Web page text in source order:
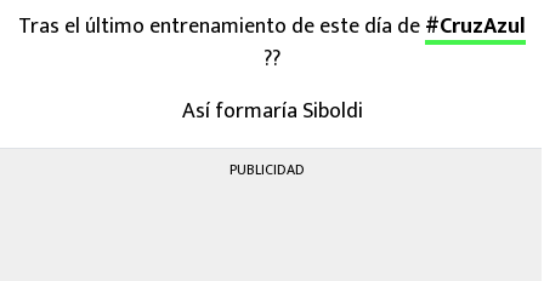
Tras el último entrenamiento de este día de#CruzAzul
??
Así formaría Siboldi
PUBLICIDAD